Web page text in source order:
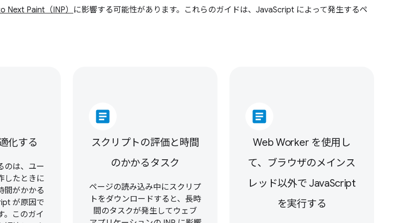
Next Paint（INP） に影響する可能性があります。これらのガイドは、JavaScript によって発生するペ
化する
のは、ユー
したときに
間がかかる
が原因で
。このガイ
article
スクリプトの評価と時間
のかかるタスク
ページの読み込み中にスクリプ
トをダウンロードすると、長時
間のタスクが発生してウェブ
article
Web Worker を使用し
て、ブラウザのメインス
レッド以外で JavaScript
を実行する